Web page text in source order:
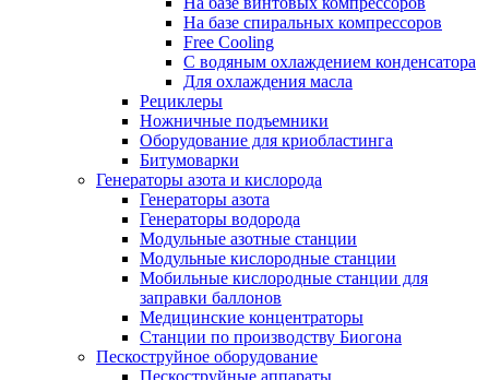
На базе спиральных компрессоров
Free Cooling
С водяным охлаждением конденсатора
Для охлаждения масла
Рециклеры
Ножничные подъемники
Оборудование для криобластинга
Битумоварки
Генераторы азота и кислорода
Генераторы азота
Генераторы водорода
Модульные азотные станции
Модульные кислородные станции
Мобильные кислородные станции для
заправки баллонов
Медицинские концентраторы
Станции по производству Биогона
Пескоструйное оборудование
Пескоструйные аппараты